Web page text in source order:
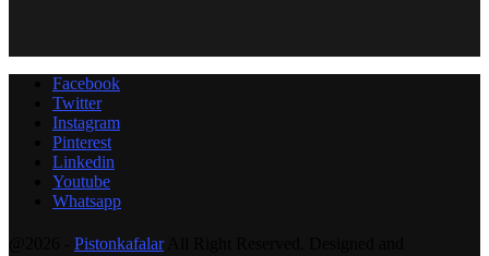
Facebook
Twitter
Instagram
Pinterest
Linkedin
Youtube
Whatsapp
PistonkafalarAll Right Reserved. Designed and